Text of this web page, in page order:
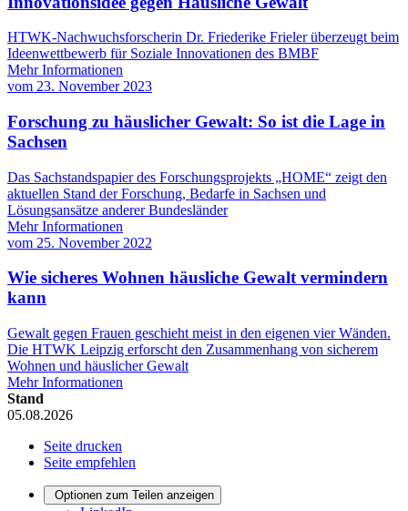
HTWK-Nachwuchsforscherin Dr. Friederike Frieler überzeugt beim
Ideenwettbewerb für Soziale Innovationen des BMBF
Mehr Informationen
vom 23. November 2023
Forschung zu häuslicher Gewalt: So ist die Lage in
Sachsen
Das Sachstandspapier des Forschungsprojekts „HOME“ zeigt den
aktuellen Stand der Forschung, Bedarfe in Sachsen und
Lösungsansätze anderer Bundesländer
Mehr Informationen
vom 25. November 2022
Wie sicheres Wohnen häusliche Gewalt vermindern
kann
Gewalt gegen Frauen geschieht meist in den eigenen vier Wänden.
Die HTWK Leipzig erforscht den Zusammenhang von sicherem
Wohnen und häuslicher Gewalt
Mehr Informationen
Stand
05.08.2026
Seite drucken
Seite empfehlen
Optionen zum Teilen anzeigen